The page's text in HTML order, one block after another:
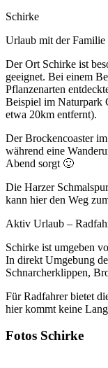
Schirke
Urlaub mit der Familie
Der Ort Schirke ist
geeignet. Bei einem
Pflanzenarten
Beispiel im Naturpark
etwa 20km entfernt).
Der Brockencoaster
während eine
Abend sorgt 🙂
Die Harzer
kann hier den Weg
Aktiv Urlaub –
Schirke ist umgeben
In direkt Umgebung
Schnarcherklippen,
Für Radfahrer bietet
hier kommt keine
Fotos Schirke